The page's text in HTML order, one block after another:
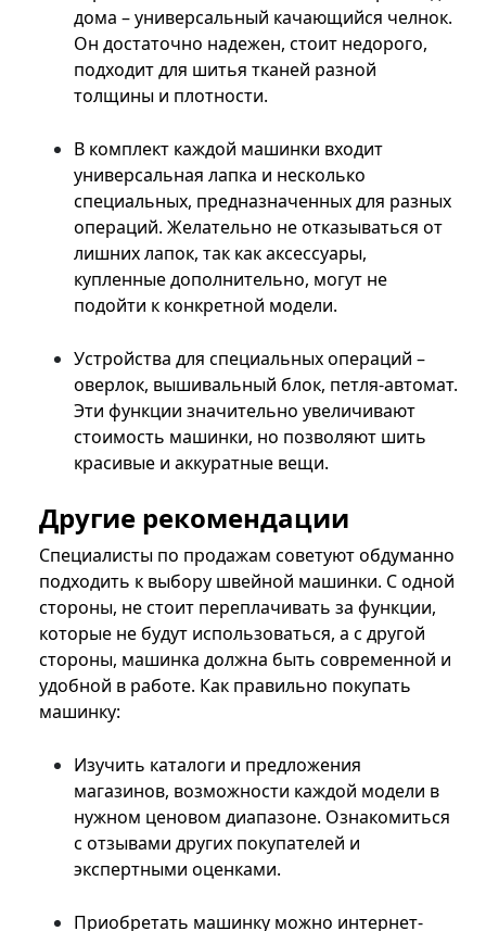
дома – универсальный качающийся челнок.
Он достаточно надежен, стоит недорого,
подходит для шитья тканей разной
толщины и плотности.
В комплект каждой машинки входит
универсальная лапка и несколько
специальных, предназначенных для разных
операций. Желательно не отказываться от
лишних лапок, так как аксессуары,
купленные дополнительно, могут не
подойти к конкретной модели.
Устройства для специальных операций –
оверлок, вышивальный блок, петля-автомат.
Эти функции значительно увеличивают
стоимость машинки, но позволяют шить
красивые и аккуратные вещи.
Другие рекомендации
Специалисты по продажам советуют обдуманно
подходить к выбору швейной машинки. С одной
стороны, не стоит переплачивать за функции,
которые не будут использоваться, а с другой
стороны, машинка должна быть современной и
удобной в работе. Как правильно покупать
машинку:
Изучить каталоги и предложения
магазинов, возможности каждой модели в
нужном ценовом диапазоне. Ознакомиться
с отзывами других покупателей и
экспертными оценками.
Приобретать машинку можно интернет-